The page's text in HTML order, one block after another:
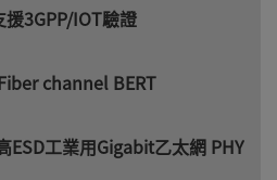
3GPP/IOT驗證
channel BERT
ESD工業用Gigabit乙太網 PHY